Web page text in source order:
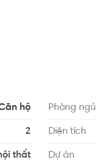
hộ Phòng ngủ
2 Diện tích
thất Dự án